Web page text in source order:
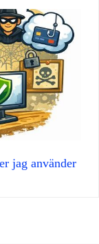
jag använder